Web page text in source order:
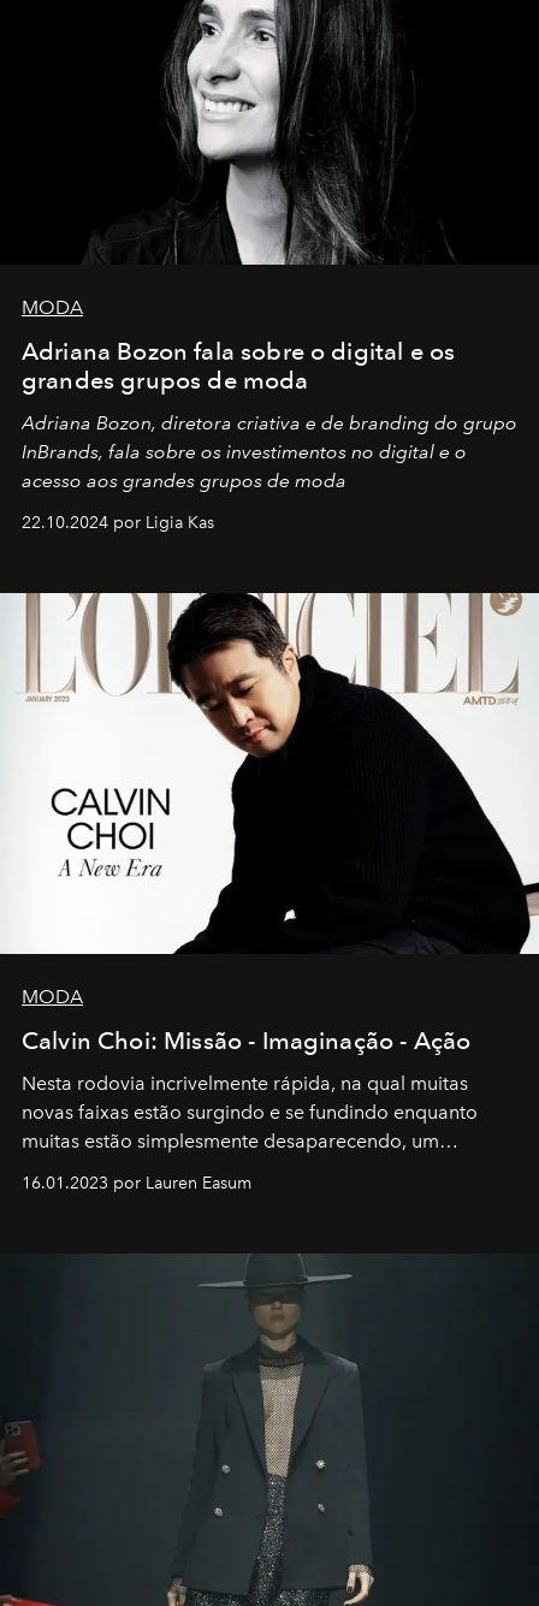
MODA
Adriana Bozon fala sobre o digital e os
grandes grupos de moda
Adriana Bozon, diretora criativa e de branding do grupo
InBrands, fala sobre os investimentos no digital e o
acesso aos grandes grupos de moda
22.10.2024 por Ligia Kas
MODA
Calvin Choi: Missão - Imaginação - Ação
Nesta rodovia incrivelmente rápida, na qual muitas
novas faixas estão surgindo e se fundindo enquanto
muitas estão simplesmente desaparecendo, um
transportador AMTD abrindo caminho para muitos
por propósitos, com um claro senso de missão na vida e
16.01.2023 por Lauren Easum